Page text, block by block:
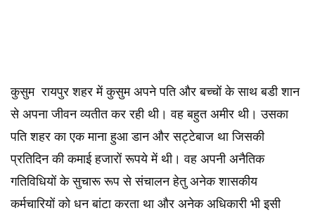
कुसुम रायपुर शहर में कुसुम अपने पति और बच्चों के साथ बडी शान
से अपना जीवन व्यतीत कर रही थी। वह बहुत अमीर थी। उसका
पति शहर का एक माना हुआ डान और सट्टेबाज था जिसकी
प्रतिदिन की कमाई हजारों रूपये में थी। वह अपनी अनैतिक
गतिविधियों के सुचारू रूप से संचालन हेतु अनेक शासकीय
कर्मचारियों को धन बांटा करता था और अनेक अधिकारी भी इसी